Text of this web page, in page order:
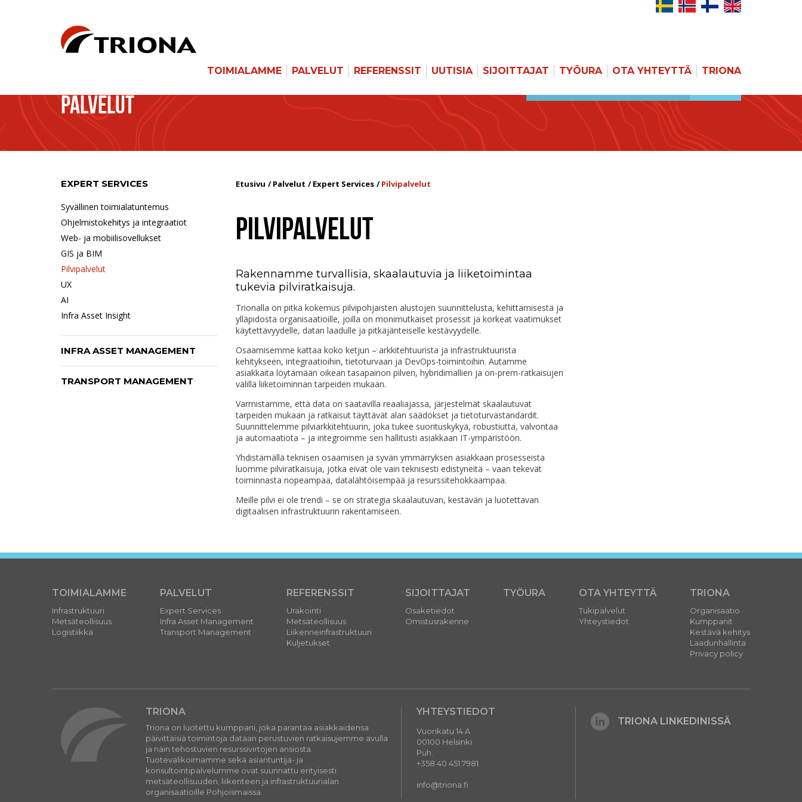
TOIMIALAMME PALVELUT REFERENSSIT UUTISIA SIJOITTAJAT TYÖURA OTA YHTEYTTÄ TRIONA
PALVELUT
EXPERT SERVICES
Syvällinen toimialatuntemus
Ohjelmistokehitys ja integraatiot
Web- ja mobiilisovellukset
GIS ja BIM
Pilvipalvelut
UX
AI
Infra Asset Insight
INFRA ASSET MANAGEMENT
TRANSPORT MANAGEMENT
Etusivu Palvelut Expert Services Pilvipalvelut
PILVIPALVELUT
Rakennamme turvallisia, skaalautuvia ja liiketoimintaa
tukevia pilviratkaisuja.
Trionalla on pitkä kokemus pilvipohjaisten alustojen suunnittelusta, kehittämisestä ja
ylläpidosta organisaatioille, joilla on monimutkaiset prosessit ja korkeat vaatimukset
käytettävyydelle, datan laadulle ja pitkäjänteiselle kestävyydelle.
Osaamisemme kattaa koko ketjun – arkkitehtuurista ja infrastruktuurista
kehitykseen, integraatioihin, tietoturvaan ja DevOps-toimintoihin. Autamme
asiakkaita löytämään oikean tasapainon pilven, hybridimallien ja on-prem-ratkaisujen
välillä liiketoiminnan tarpeiden mukaan.
Varmistamme, että data on saatavilla reaaliajassa, järjestelmät skaalautuvat
tarpeiden mukaan ja ratkaisut täyttävät alan säädökset ja tietoturvastandardit.
Suunnittelemme pilviarkkitehtuurin, joka tukee suorituskykyä, robustiutta, valvontaa
ja automaatiota – ja integroimme sen hallitusti asiakkaan IT-ympäristöön.
Yhdistämällä teknisen osaamisen ja syvän ymmärryksen asiakkaan prosesseista
luomme pilviratkaisuja, jotka eivät ole vain teknisesti edistyneitä – vaan tekevät
toiminnasta nopeampaa, datalähtöisempää ja resurssitehokkaampaa.
Meille pilvi ei ole trendi – se on strategia skaalautuvan, kestävän ja luotettavan
digitaalisen infrastruktuurin rakentamiseen.
TOIMIALAMME
Infrastruktuuri
Metsäteollisuus
Logistiikka
PALVELUT
Expert Services
Infra Asset Management
Transport Management
REFERENSSIT
Urakointi
Metsäteollisuus
Liikenneinfrastruktuuri
Kuljetukset
SIJOITTAJAT
Osaketiedot
Omistusrakenne
TYÖURA OTA YHTEYTTÄ
Tukipalvelut
Yhteystiedot
TRIONA
Organisaatio
Kumppanit
Kestävä kehitys
Laadunhallinta
Privacy policy
TRIONA
Triona on luotettu kumppani, joka parantaa asiakkaidensa
päivittäisiä toimintoja dataan perustuvien ratkaisujemme avulla
ja näin tehostuvien resurssivirtojen ansiosta.
Tuotevalikoimamme sekä asiantuntija- ja
konsultointipalvelumme ovat suunnattu erityisesti
metsäteollisuuden, liikenteen ja infrastruktuurialan
organisaatioille Pohjoismaissa.
YHTEYSTIEDOT
Vuorikatu 14 A
00100 Helsinki
Puh.
+358 40 451 7981
info@triona.fi
TRIONA LINKEDINISSÄ